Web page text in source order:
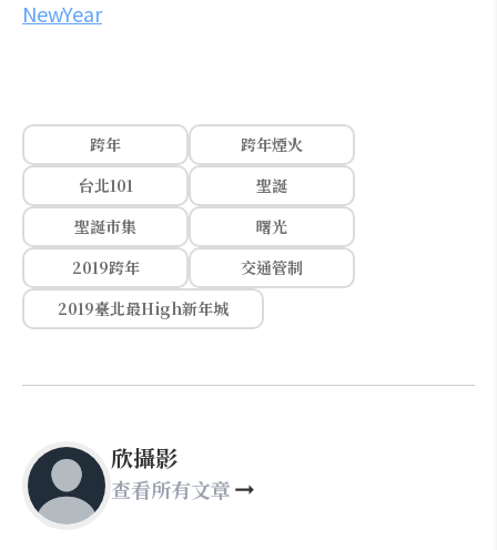
NewYear
跨年
跨年煙火
台北101
聖誕
聖誕市集
曙光
2019跨年
交通管制
2019臺北最High新年城
欣攝影
查看所有文章